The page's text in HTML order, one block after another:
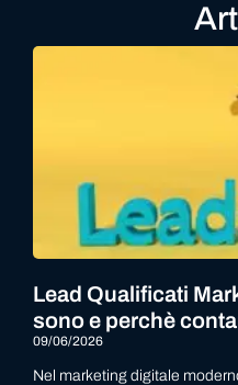
Lead Qualificati
sono e perchè
09/06/2026
Nel marketing digitale